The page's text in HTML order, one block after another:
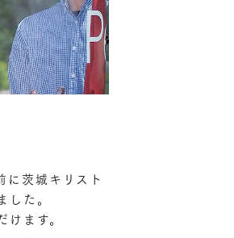
茨城キリスト
た。
ます。